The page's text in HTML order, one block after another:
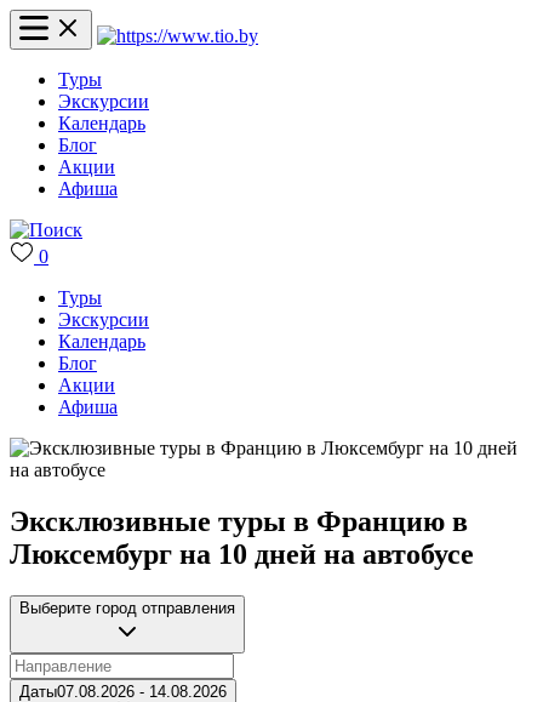
Туры
Экскурсии
Календарь
Блог
Акции
Афиша
0
Туры
Экскурсии
Календарь
Блог
Акции
Афиша
Эксклюзивные туры в Францию в
Люксембург на 10 дней на автобусе
Выберите город отправления
Даты07.08.2026 - 14.08.2026